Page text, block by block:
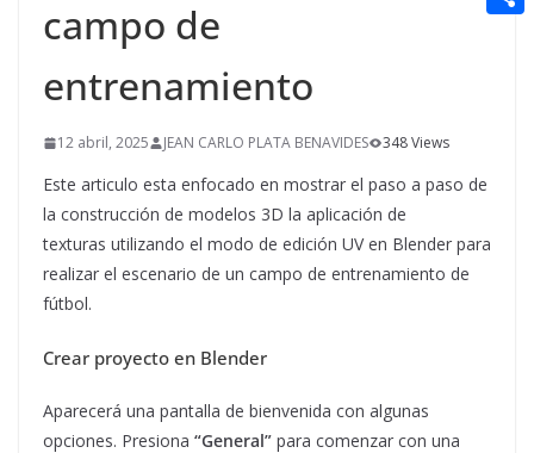
campo de
entrenamiento
12 abril, 2025 JEAN CARLO PLATA BENAVIDES 348 Views
Este articulo esta enfocado en mostrar el paso a paso de
la construcción de modelos 3D la aplicación de
texturas utilizando el modo de edición UV en Blender para
realizar el escenario de un campo de entrenamiento de
fútbol.
Crear proyecto en Blender
Aparecerá una pantalla de bienvenida con algunas
opciones. Presiona “General” para comenzar con una
n
a